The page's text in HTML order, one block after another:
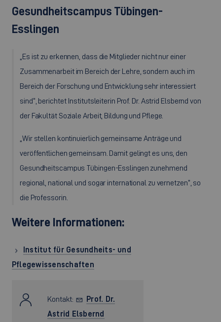
Gesundheitscampus Tübingen-
Esslingen
„Es ist zu erkennen, dass die Mitglieder nicht nur einer
Zusammenarbeit im Bereich der Lehre, sondern auch im
Bereich der Forschung und Entwicklung sehr interessiert
sind“, berichtet Institutsleiterin Prof. Dr. Astrid Elsbernd von
der Fakultät Soziale Arbeit, Bildung und Pflege.
„Wir stellen kontinuierlich gemeinsame Anträge und
veröffentlichen gemeinsam. Damit gelingt es uns, den
Gesundheitscampus Tübingen-Esslingen zunehmend
regional, national und sogar international zu vernetzen“, so
die Professorin.
Weitere Informationen:
Institut für Gesundheits- und
Pflegewissenschaften
Kontakt:
Prof. Dr.
Astrid Elsbernd